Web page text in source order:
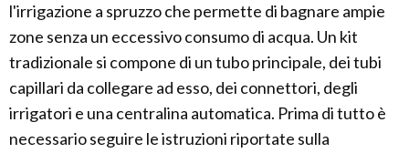
l'irrigazione a spruzzo che permette di bagnare ampie
zone senza un eccessivo consumo di acqua. Un kit
tradizionale si compone di un tubo principale, dei tubi
capillari da collegare ad esso, dei connettori, degli
irrigatori e una centralina automatica. Prima di tutto è
necessario seguire le istruzioni riportate sulla